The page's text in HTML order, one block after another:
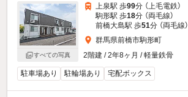
すべての写真
上泉駅 歩99分 （上毛電鉄）
駒形駅 歩18分 （両毛線）
前橋大島駅 歩51分 （両毛線）
群馬県前橋市駒形町
2階建 / 2年8ヶ月 / 軽量鉄骨
駐車場あり 駐輪場あり 宅配ボックス